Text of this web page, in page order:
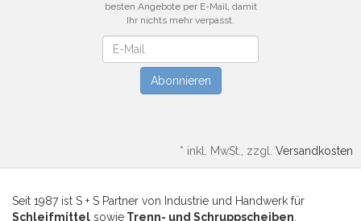
besten Angebote per E-Mail, damit
Ihr nichts mehr verpasst.
Abonnieren
* inkl. MwSt., zzgl. Versandkosten
Seit 1987 ist S + S Partner von Industrie und Handwerk für
Schleifmittel sowie Trenn- und Schruppscheiben